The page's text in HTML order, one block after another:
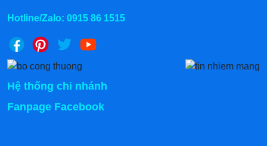
Không những vậy, với thiết kế trong suốt và có thể nhìn
Hotline/Zalo: 0915 86 1515
Hệ thống chi nhánh
Fanpage Facebook